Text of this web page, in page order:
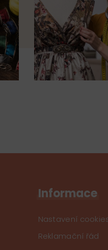
Informace
Nastavení
Reklamační řád